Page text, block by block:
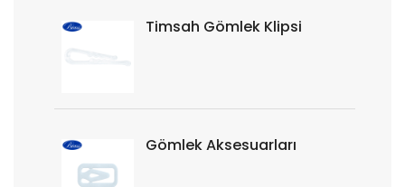
Timsah Gömlek Klipsi
Gömlek Aksesuarları